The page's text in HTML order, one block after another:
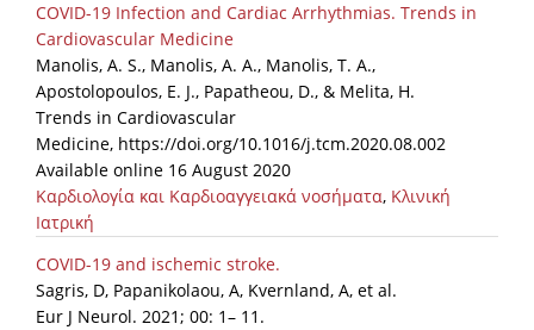
COVID-19 Infection and Cardiac Arrhythmias. Trends in
Cardiovascular Medicine
Manolis, A. S., Manolis, A. A., Manolis, T. A.,
Apostolopoulos, E. J., Papatheou, D., & Melita, H.
Trends in Cardiovascular
Medicine, https://doi.org/10.1016/j.tcm.2020.08.002
Available online 16 August 2020
Καρδιολογία και Καρδιοαγγειακά νοσήματα, Κλινική
Ιατρική
COVID-19 and ischemic stroke.
Sagris, D, Papanikolaou, A, Kvernland, A, et al.
Eur J Neurol. 2021; 00: 1– 11.